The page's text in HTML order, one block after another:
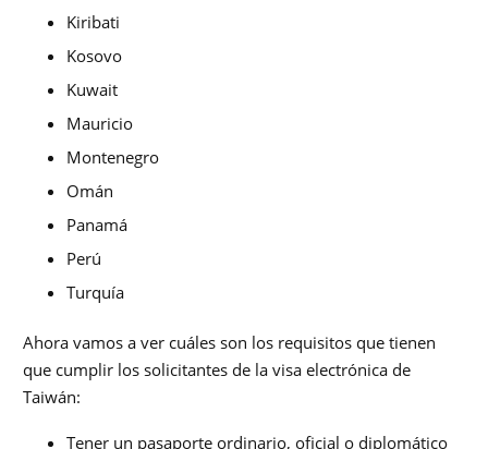
Kiribati
Kosovo
Kuwait
Mauricio
Montenegro
Omán
Panamá
Perú
Turquía
Ahora vamos a ver cuáles son los requisitos que tienen
que cumplir los solicitantes de la visa electrónica de
Taiwán:
Tener un pasaporte ordinario, oficial o diplomático